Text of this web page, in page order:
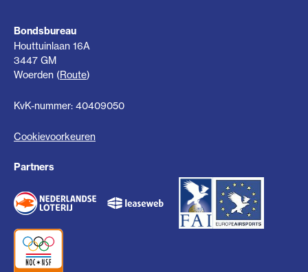
Bondsbureau
Houttuinlaan 16A
3447 GM
Woerden (Route)
KvK-nummer: 40409050
Cookievoorkeuren
Partners